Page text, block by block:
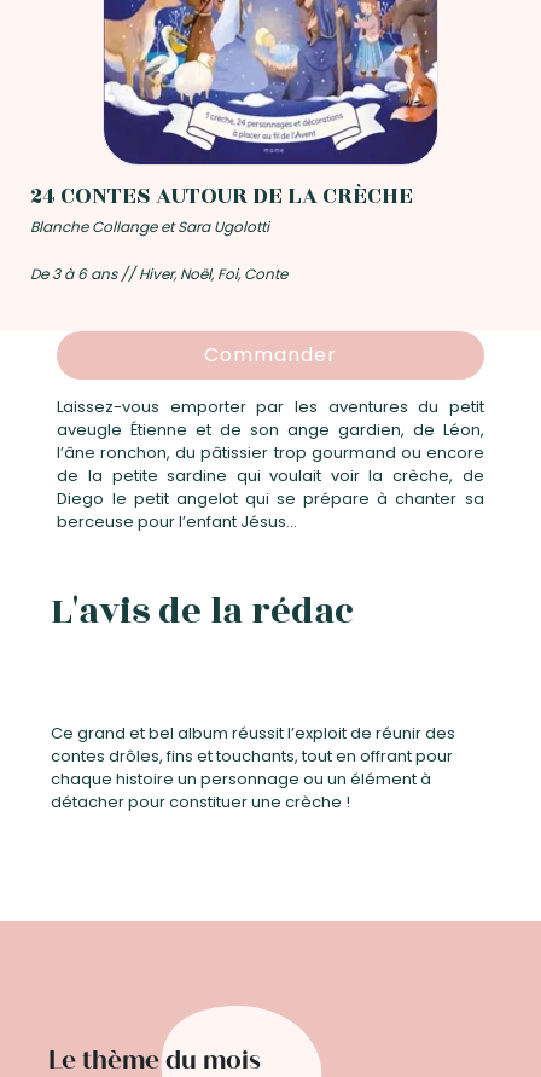
24 CONTES AUTOUR DE LA CRÈCHE
Blanche Collange et Sara Ugolotti
De 3 à 6 ans // Hiver, Noël, Foi, Conte
Commander
Laissez-vous emporter par les aventures du petit
aveugle Étienne et de son ange gardien, de Léon,
l’âne ronchon, du pâtissier trop gourmand ou encore
de la petite sardine qui voulait voir la crèche, de
Diego le petit angelot qui se prépare à chanter sa
berceuse pour l’enfant Jésus…
L'avis de la rédac
Ce grand et bel album réussit l’exploit de réunir des
contes drôles, fins et touchants, tout en offrant pour
chaque histoire un personnage ou un élément à
détacher pour constituer une crèche !
Le thème du mois